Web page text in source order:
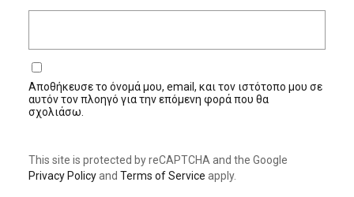
Αποθήκευσε το όνομά μου, email, και τον ιστότοπο μου σε
αυτόν τον πλοηγό για την επόμενη φορά που θα
σχολιάσω.
This site is protected by reCAPTCHA and the Google
Privacy Policyand Terms of Service apply.